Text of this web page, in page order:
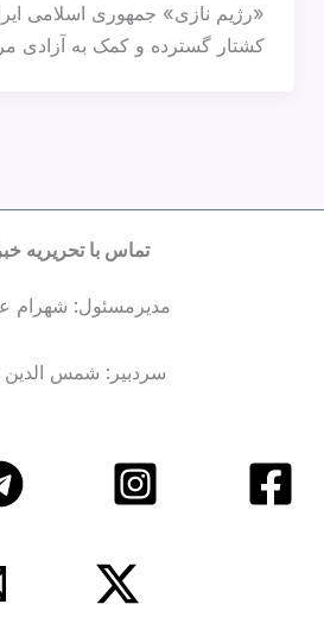
«رژیم نازی» جمهوری اسلامی
کشتار گسترده و کمک به آزادی
تماس با تحریریه
مدیرمسئول: شهرام
سردبیر: شمس الدین